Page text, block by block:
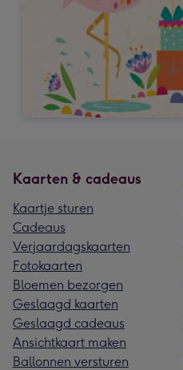
Kaarten & cadeaus
Kaartje sturen
Cadeaus
Verjaardagskaarten
Fotokaarten
Bloemen bezorgen
Geslaagd kaarten
Geslaagd cadeaus
Ansichtkaart maken
Ballonnen versturen